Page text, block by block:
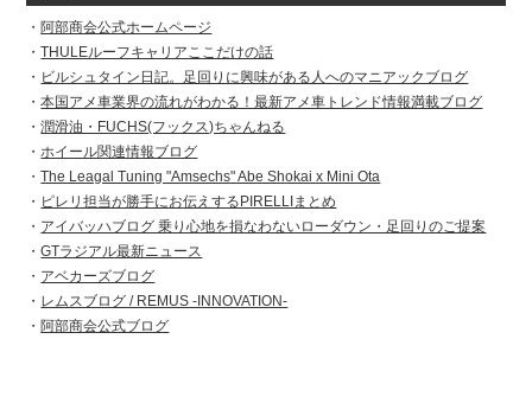
阿部商会公式ホームページ
THULEルーフキャリアここだけの話
ビルシュタイン日記。足回りに興味がある人へのマニアックブログ
本国アメ車業界の流れがわかる！最新アメ車トレンド情報満載ブログ
潤滑油・FUCHS(フックス)ちゃんねる
ホイール関連情報ブログ
The Leagal Tuning "Amsechs" Abe Shokai x Mini Ota
ピレリ担当が勝手にお伝えするPIRELLIまとめ
アイバッハブログ 乗り心地を損なわないローダウン・足回りのご提案
GTラジアル最新ニュース
アベカーズブログ
レムスブログ / REMUS -INNOVATION-
阿部商会公式ブログ